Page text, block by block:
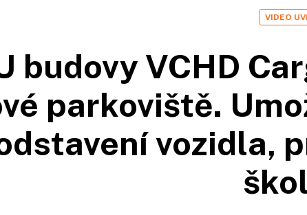
VIDEO
budovy VCHD
parkoviště.
vozidla,